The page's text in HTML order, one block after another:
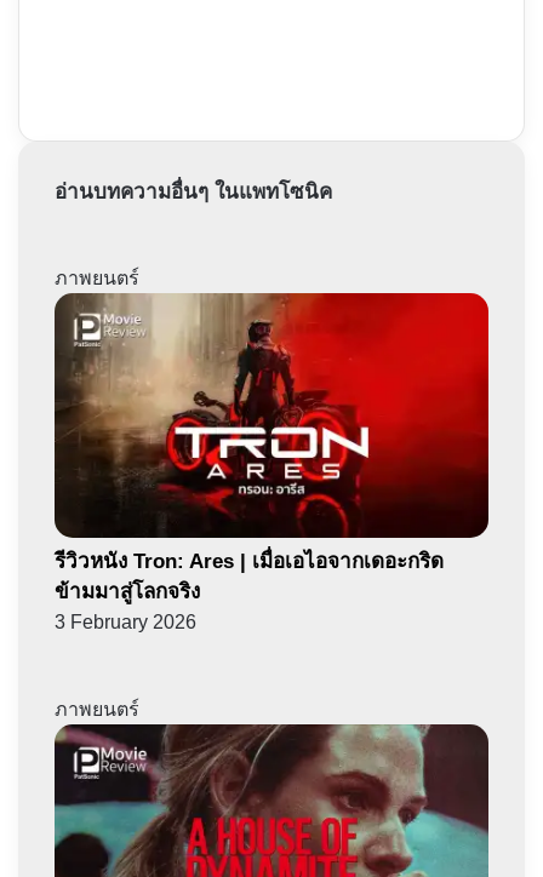
อ่านบทความอื่นๆ ในแพทโซนิค
ภาพยนตร์
รีวิวหนัง Tron: Ares | เมื่อเอไอจากเดอะกริด
ข้ามมาสู่โลกจริง
3 February 2026
ภาพยนตร์